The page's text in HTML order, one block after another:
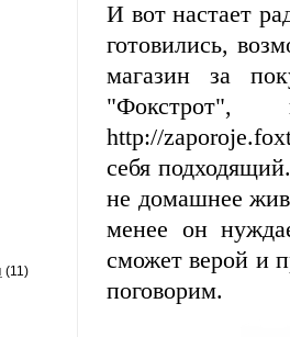
(11)
И вот настает
готовились,
магазин за
"Фокстрот",
http://
себя
не домашнее
менее он
сможет верой и
поговорим.